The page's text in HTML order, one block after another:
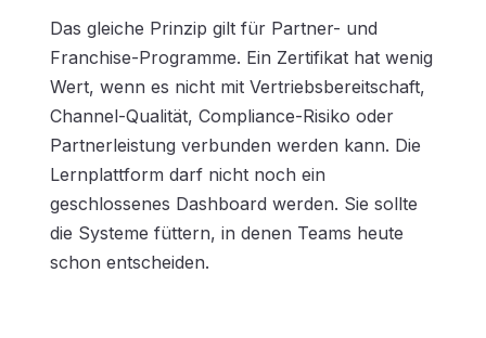
Das gleiche Prinzip gilt für Partner- und
Franchise-Programme. Ein Zertifikat hat wenig
Wert, wenn es nicht mit Vertriebsbereitschaft,
Channel-Qualität, Compliance-Risiko oder
Partnerleistung verbunden werden kann. Die
Lernplattform darf nicht noch ein
geschlossenes Dashboard werden. Sie sollte
die Systeme füttern, in denen Teams heute
schon entscheiden.